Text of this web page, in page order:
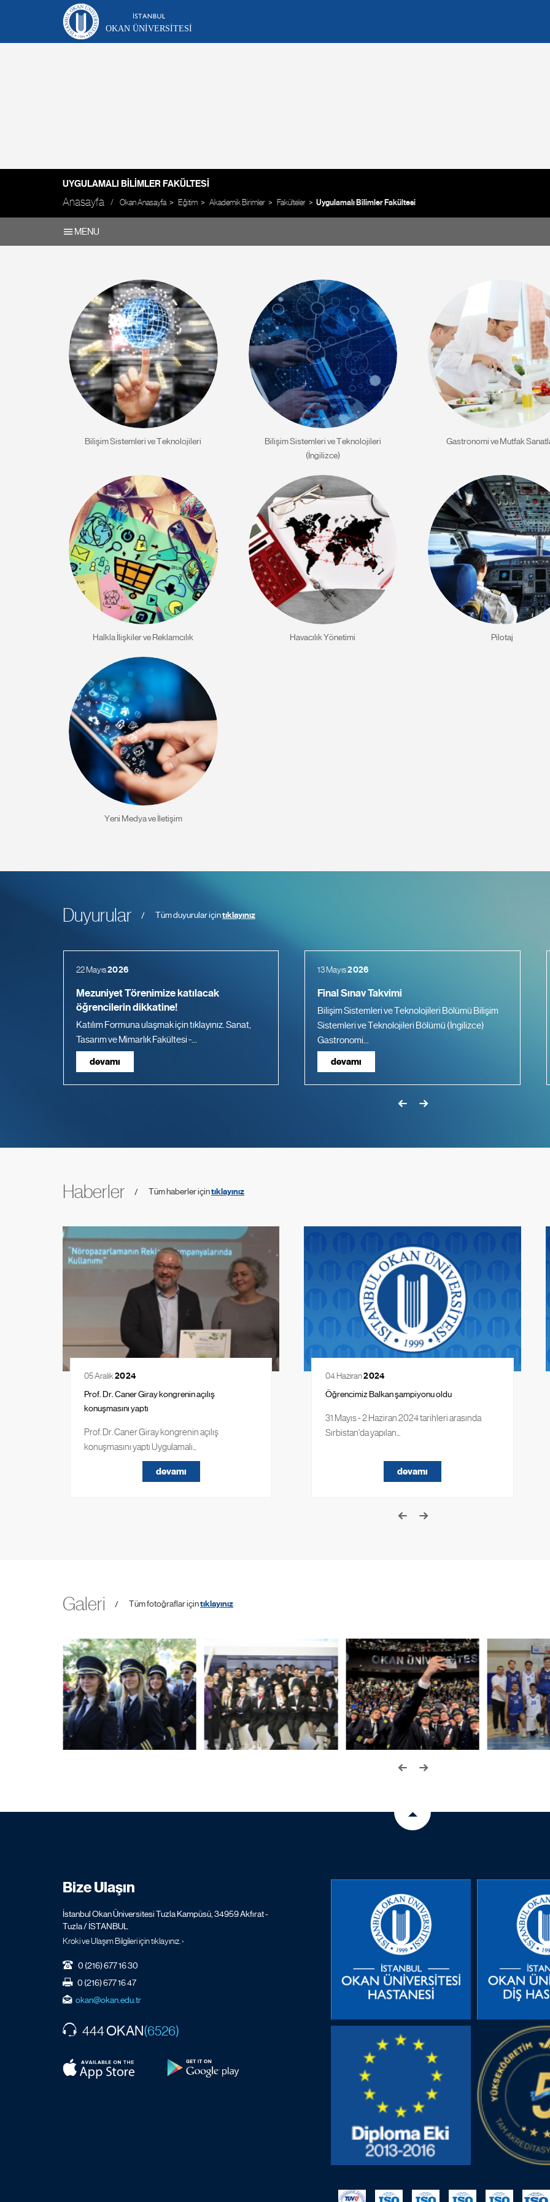
OKAN ÜNIVERSITESI
UYGULAMALI BILIMLER FAKÜLTESI
Anasayfa Okan Anasayfa Eğitim Akademik Birimler Fakülteler Uygulamalı Bilimler Fakültesi
MENU
Bilişim Sistemleri ve Teknolojileri
Bilişim Sistemleri ve Teknolojileri
(İngilizce)
Gastronomi ve Mutfak
Halkla İlişkiler ve Reklamcılık Havacılık Yönetimi Pilotaj
Yeni Medya ve İletişim
Duyurular Tüm duyurular içintıklayınız
22 Mayıs2026
Mezuniyet Törenimize katılacak
öğrencilerin dikkatine!
Katılım Formuna ulaşmak için tıklayınız. Sanat,
Tasarım ve Mimarlık Fakültesi -...
devamı
13 Mayıs2026
Final Sınav Takvimi
Bilişim Sistemleri ve Teknolojileri Bölümü Bilişim
Sistemleri ve Teknolojileri Bölümü (İngilizce)
Gastronomi...
devamı
Haberler Tüm haberler içintıklayınız
05 Aralık2024
Prof. Dr. Caner Giray kongrenin açılış
konuşmasını yaptı
Prof. Dr. Caner Giray kongrenin açılış
konuşmasını yaptı Uygulamalı...
devamı
04 Haziran2024
Öğrencimiz Balkan şampiyonu oldu
31 Mayıs - 2 Haziran 2024 tarihleri arasında
Sırbistan'da yapılan...
devamı
Galeri Tüm fotoğraflar içintıklayınız
Bize Ulaşın
İstanbul Okan Üniversitesi Tuzla Kampüsü, 34959 Akfırat -
Tuzla / İSTANBUL
Kroki ve Ulaşım Bilgileri için tıklayınız. ›
0 (216) 677 16 30
0 (216) 677 16 47
okan@okan.edu.tr
444OKAN(6526)